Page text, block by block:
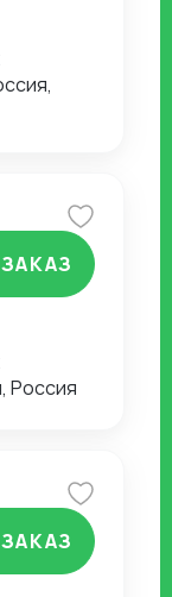
Россия